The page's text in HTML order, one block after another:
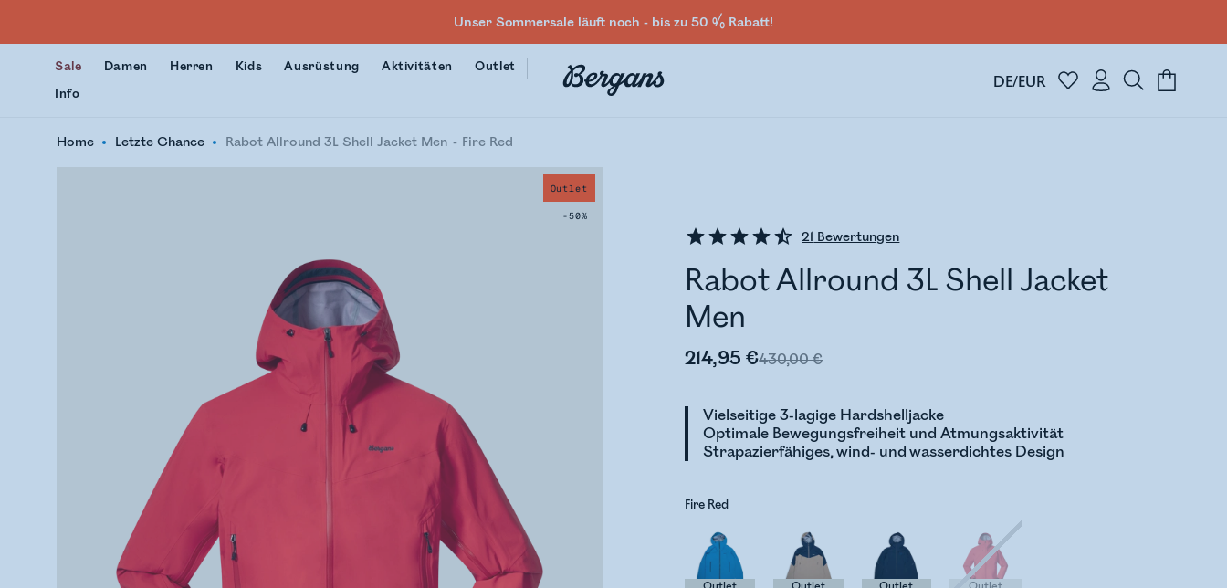
Unser Sommersale läuft noch - bis zu 50 % Rabatt!
Sale Damen Herren Kids Ausrüstung Aktivitäten
Outlet
Info
DE/EUR
Home Letzte Chance Rabot Allround 3L Shell Jacket Men Fire Red
Outlet
-50%
21 Bewertungen
Rabot Allround 3L Shell Jacket
Men
214,95 €430,00 €
Vielseitige 3-lagige Hardshelljacke
Optimale Bewegungsfreiheit und Atmungsaktivität
Strapazierfähiges, wind- und wasserdichtes Design
Fire Red